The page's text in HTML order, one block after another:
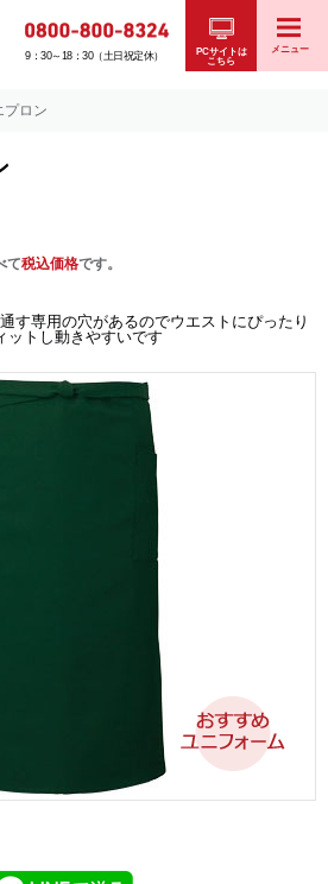
9：30～18：30（土日祝定休）
PCサイトは
こちら
メニュー
プロン
て税込価格です。
す専用の穴があるのでウエストにぴったり
ットし動きやすいです